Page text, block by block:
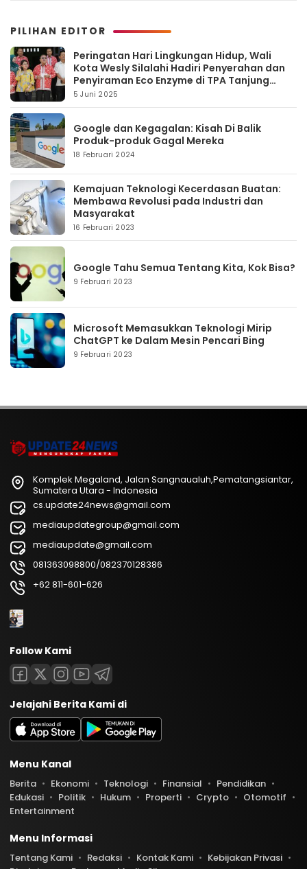
PILIHAN EDITOR
Peringatan Hari Lingkungan Hidup, Wali
Kota Wesly Silalahi Hadiri Penyerahan dan
Penyiraman Eco Enzyme di TPA Tanjung
Pinggir
5 Juni 2025
Google dan Kegagalan: Kisah Di Balik
Produk-produk Gagal Mereka
18 Februari 2024
Kemajuan Teknologi Kecerdasan Buatan:
Membawa Revolusi pada Industri dan
Masyarakat
16 Februari 2023
Google Tahu Semua Tentang Kita, Kok Bisa?
9 Februari 2023
Microsoft Memasukkan Teknologi Mirip
ChatGPT ke Dalam Mesin Pencari Bing
9 Februari 2023
Komplek Megaland, Jalan Sangnaualuh,Pematangsiantar,
Sumatera Utara - Indonesia
cs.update24news@gmail.com
mediaupdategroup@gmail.com
mediaupdate@gmail.com
081363098800/082370128386
+62 811-601-626
Follow Kami
Jelajahi Berita Kami di
Menu Kanal
Berita Ekonomi Teknologi Finansial
Pendidikan
Edukasi
Politik Hukum Properti Crypto
Otomotif
Entertainment
Menu Informasi
Tentang Kami Redaksi Kontak Kami
Kebijakan Privasi